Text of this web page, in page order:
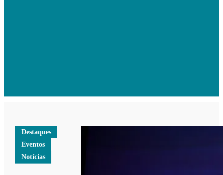
Destaques
Eventos
Notícias